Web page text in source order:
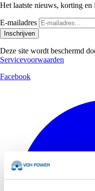
Het laatste nieuws, korting
E-mailadres
Inschrijven
Deze site wordt beschermd
Servicevoorwaarden
Facebook